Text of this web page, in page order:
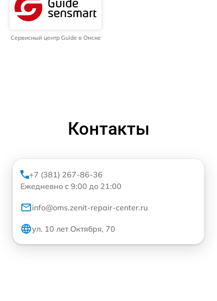
Сервисный центр Guide в Омске
Контакты
+7 (381) 267-86-36
Ежедневно с 9:00 до 21:00
info@oms.zenit-repair-center.ru
ул. 10 лет Октября, 70